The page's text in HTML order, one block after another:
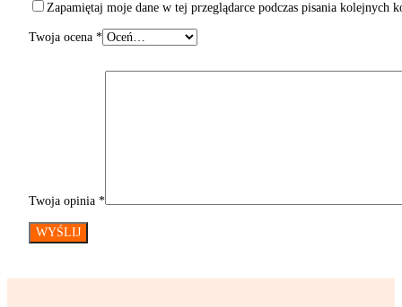
Zapamiętaj moje dane w tej przeglądarce podczas pisania kolejnych
Twoja ocena*
Twoja opinia*